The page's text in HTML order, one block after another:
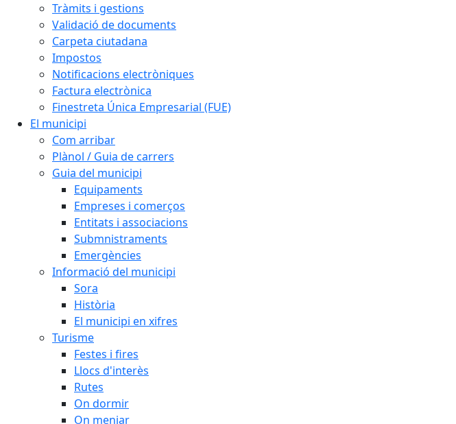
Tràmits i gestions
Validació de documents
Carpeta ciutadana
Impostos
Notificacions electròniques
Factura electrònica
Finestreta Única Empresarial (FUE)
El municipi
Com arribar
Plànol / Guia de carrers
Guia del municipi
Equipaments
Empreses i comerços
Entitats i associacions
Submnistraments
Emergències
Informació del municipi
Sora
Història
El municipi en xifres
Turisme
Festes i fires
Llocs d'interès
Rutes
On dormir
On menjar